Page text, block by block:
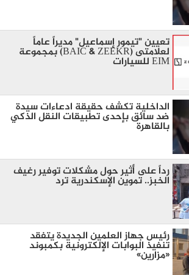
تعيين "تيمور إسماعيل" مديراً عاماً
لعلامتى (BAIC & ZEEKR) بمجموعة
EIM للسيارات
الداخلية تكشف حقيقة ادعاءات سيدة
ضد سائق بإحدى تطبيقات النقل الذكي
بالقاهرة
رداً على أثير حول مشكلات توفير رغيف
الخبز.. تموين الإسكندرية ترد
رئيس جهاز العلمين الجديدة يتفقد
تنفيذ البوابات الإلكترونية بكمبوند
«مزارين»